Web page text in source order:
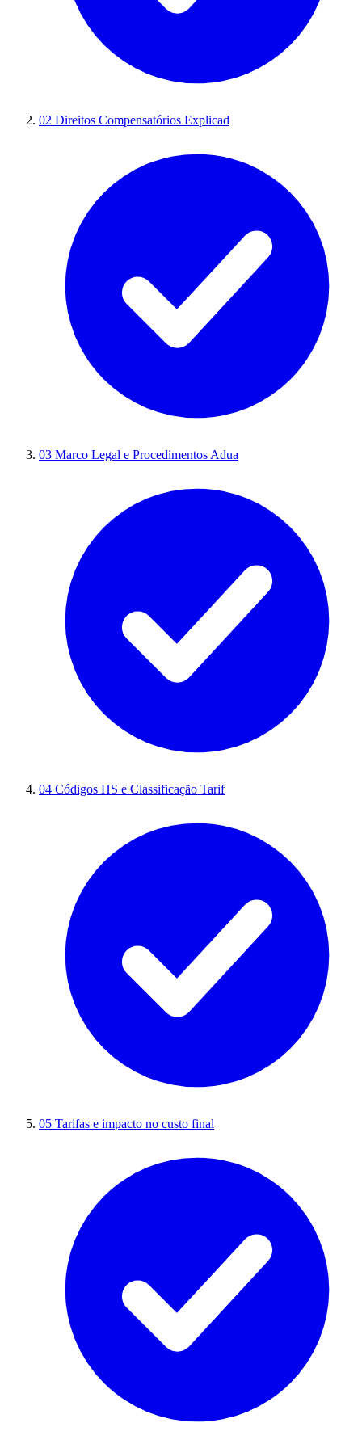
02 Direitos Compensatórios Explicad
03 Marco Legal e Procedimentos Adua
04 Códigos HS e Classificação Tarif
05 Tarifas e impacto no custo final